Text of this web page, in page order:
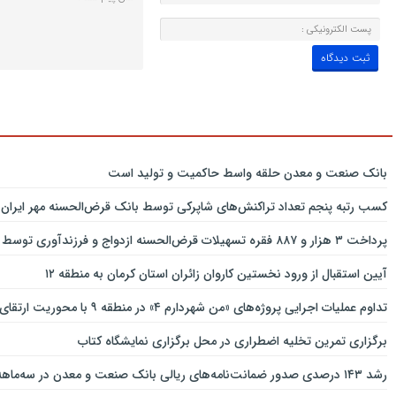
بانك صنعت و معدن حلقه واسط حاكمیت و تولید است
کسب رتبه پنجم تعداد تراکنش‌های شاپرکی توسط بانک قرض‌الحسنه مهر ایران
پرداخت ۳ هزار و ۸۸۷ فقره تسهیلات قرض‌الحسنه ازدواج و فرزندآوری توسط بانک پاسارگاد تا پایان خردادماه ۱۴۰۵
آیین استقبال از ورود نخستین کاروان زائران استان کرمان به منطقه ۱۲
تداوم عملیات اجرایی پروژه‌های «من شهردارم ۴» در منطقه ۹ با محوریت ارتقای ایمنی و تسهیل تردد
برگزاری تمرین تخلیه اضطراری در محل برگزاری نمایشگاه کتاب
رشد ۱۴۳ درصدی صدور ضمانت‌نامه‌های ریالی بانک صنعت و معدن در سه‌ماهه نخست سال جاری